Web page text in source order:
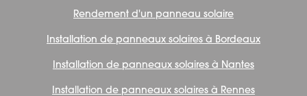
Rendement d'un panneau solaire
Installation de panneaux solaires à Bordeaux
Installation de panneaux solaires à Nantes
Installation de panneaux solaires à Rennes